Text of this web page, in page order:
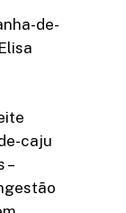
de-
caju
–